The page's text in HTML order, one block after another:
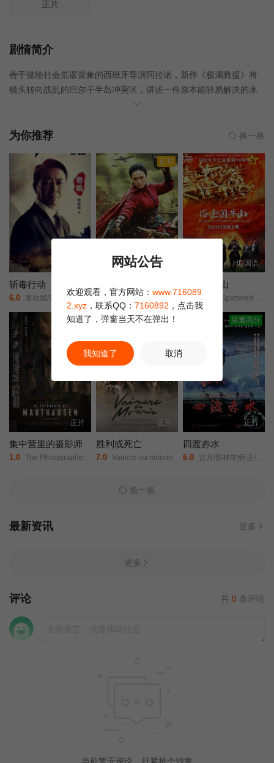
正片
剧情简介
善于描绘社会荒谬景象的西班牙导演阿拉诺，新作《极渴救援》将
镜头转向战乱的巴尔干半岛冲突区，讲述一件原本能轻易解决的水
源危机，却在一连串刁难和天人交战后，成为不可能的任务，令一
的国际义工们，在各怀心机下陷入不可收拾的荒谬情境。
为你推荐 换一换
斩毒行动
6.0 李幼斌/张光北/李雨桐/
正片
HD
8.0 陈之辉/李为民/王岗岗/谢宁/王程/王品一/文祈/刘姝彤/魏兆雄/邱晨阳/
HD国语
浴血困牛山
6.0 Blood-Spattered Cliff/
正片
正片
集中营里的摄影师
1.0 The Photographer of Mauthausen/
正片
正片
胜利或死亡
7.0 Vaincre ou mourir/
豆瓣高分
正片
四渡赤水
6.0 古月/苏林/刘怀正/傅学诚/
换一换
最新资讯 更多
更多
评论 共 0 条评论
当前暂无评论，赶紧抢个沙发
网站公告
欢迎观看，官方网站： www.716089
2.xyz ，联系QQ： 7160892 ，点击我
知道了，弹窗当天不在弹出！
我知道了 取消